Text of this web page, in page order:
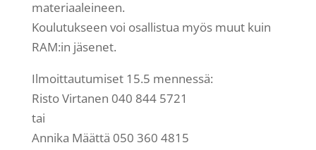
materiaaleineen.
Koulutukseen voi osallistua myös muut kuin
RAM:in jäsenet.
Ilmoittautumiset 15.5 mennessä:
Risto Virtanen 040 844 5721
tai
Annika Määttä 050 360 4815